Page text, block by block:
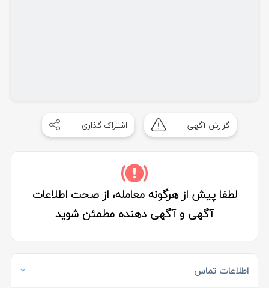
گزارش آگهی اشتراک گذاری
لطفا پیش از هرگونه معامله، از صحت اطلاعات
آگهی و آگهی دهنده مطمئن شوید
اطلاعات تماس